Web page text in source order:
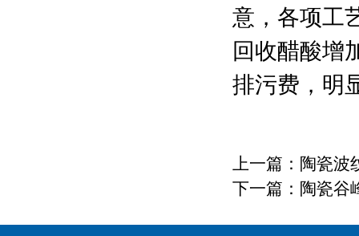
意，各项工
回收醋酸增
排污费，明
上一篇： 陶瓷波
下一篇： 陶瓷谷